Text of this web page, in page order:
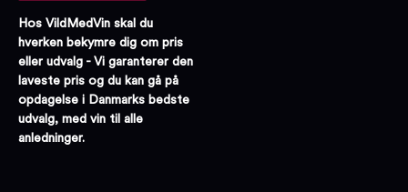
Hos VildMedVin skal du
hverken bekymre dig om pris
eller udvalg - Vi garanterer den
laveste pris og du kan gå på
opdagelse i Danmarks bedste
udvalg, med vin til alle
anledninger.